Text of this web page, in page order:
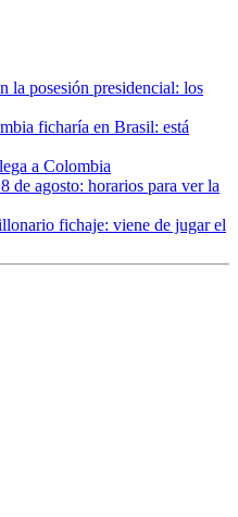
la posesión presidencial: los
ficharía en Brasil: está
a Colombia
de agosto: horarios para ver la
fichaje: viene de jugar el